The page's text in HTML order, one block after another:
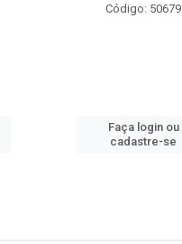
Código: 50679
Faça login ou
cadastre-se